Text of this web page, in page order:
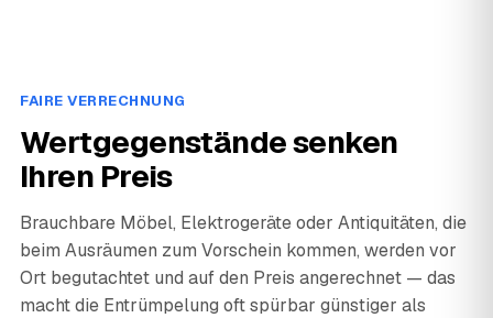
FAIRE VERRECHNUNG
Wertgegenstände senken
Ihren Preis
Brauchbare Möbel, Elektrogeräte oder Antiquitäten, die
beim Ausräumen zum Vorschein kommen, werden vor
Ort begutachtet und auf den Preis angerechnet — das
macht die Entrümpelung oft spürbar günstiger als